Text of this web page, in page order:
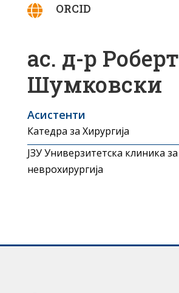
 ORCID
ас. д-р Роберт
Шумковски
Асистенти
Катедра за Хирургија
ЈЗУ Универзитетска клиника за
неврохирургија